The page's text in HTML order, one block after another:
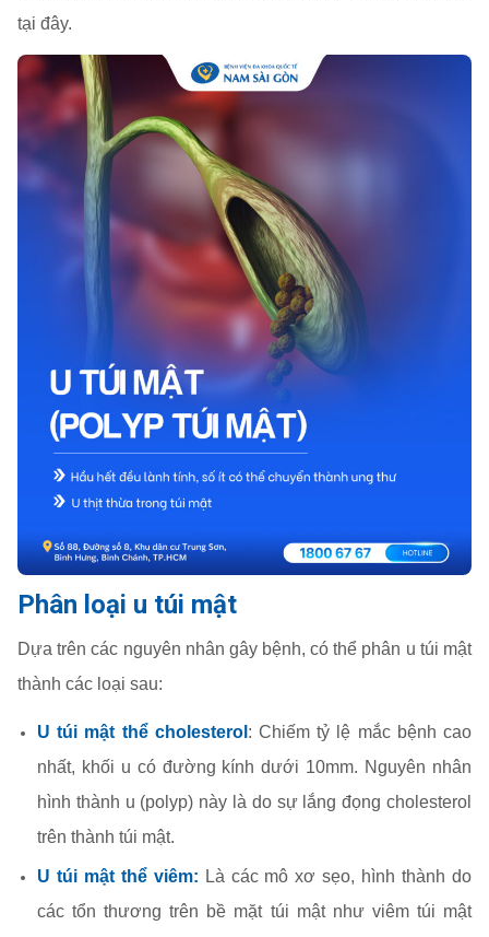
tại đây.
Phân loại u túi mật
Dựa trên các nguyên nhân gây bệnh, có thể phân u túi mật
thành các loại sau:
U túi mật thể cholesterol : Chiếm tỷ lệ mắc bệnh cao
nhất, khối u có đường kính dưới 10mm. Nguyên nhân
hình thành u (polyp) này là do sự lắng đọng cholesterol
trên thành túi mật.
U túi mật thể viêm: Là các mô xơ sẹo, hình thành do
các tổn thương trên bề mặt túi mật như viêm túi mật